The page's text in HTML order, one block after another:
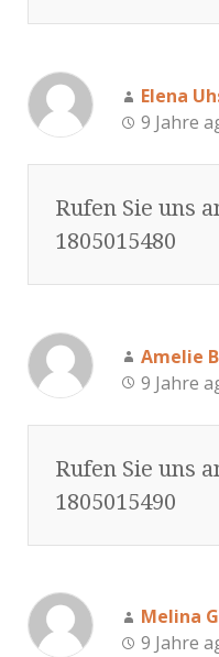
Elena
9 Jahre
Rufen Sie uns
1805015480
Amelie
9 Jahre
Rufen Sie uns
1805015490
Melina
9 Jahre